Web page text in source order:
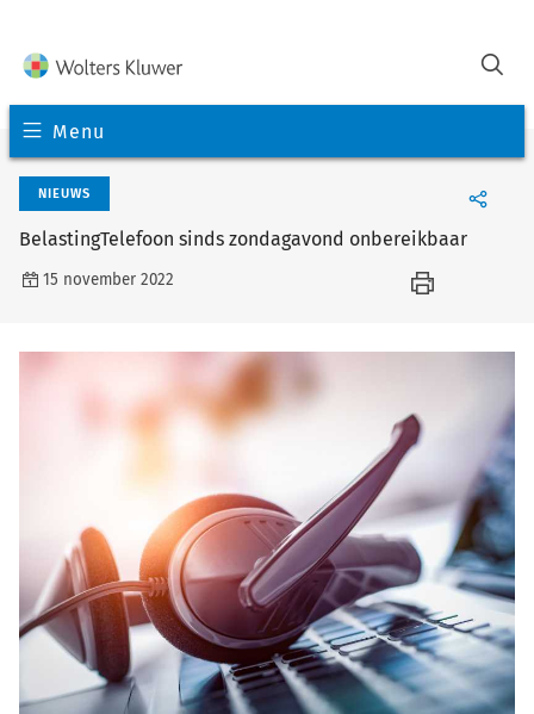
Menu
NIEUWS
BelastingTelefoon sinds zondagavond onbereikbaar
15 november 2022